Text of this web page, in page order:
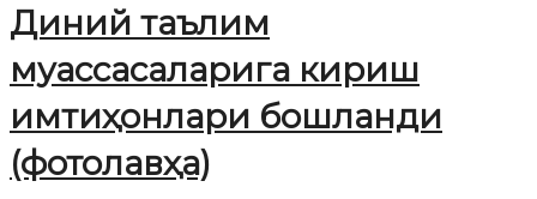
Диний таълим
муассасаларига кириш
имтиҳонлари бошланди
(фотолавҳа)